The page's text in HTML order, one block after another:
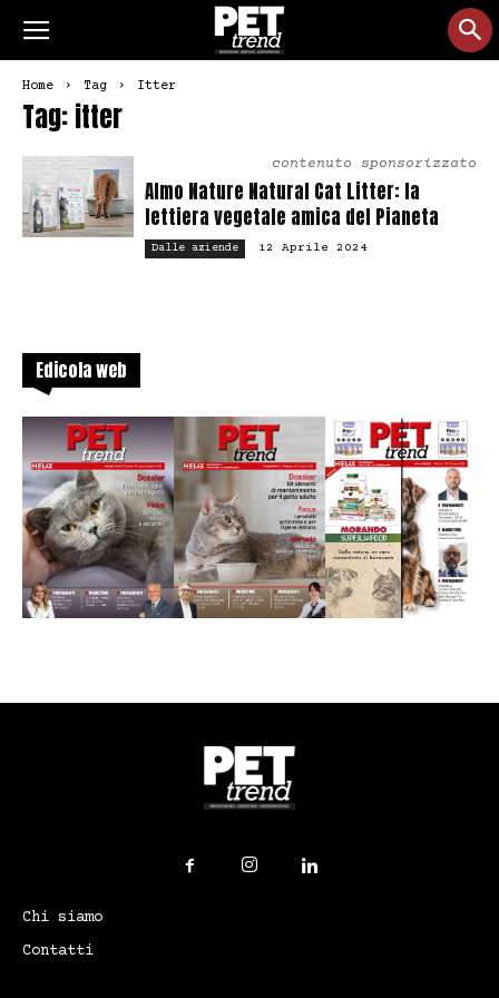
Home Tag Itter
Tag: itter
contenuto sponsorizzato
Almo Nature Natural Cat Litter: la
lettiera vegetale amica del Pianeta
Dalle aziende 12 Aprile 2024
Edicola web
Chi siamo
Contatti